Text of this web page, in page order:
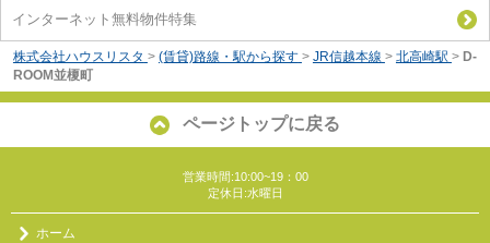
インターネット無料物件特集
株式会社ハウスリスタ > (賃貸)路線・駅から探す > JR信越本線 > 北高崎駅 > D-
ROOM並榎町
ページトップに戻る
営業時間:10:00~19：00
定休日:水曜日
ホーム